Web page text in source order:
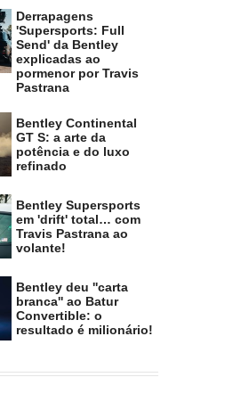
Derrapagens
'Supersports: Full
Send' da Bentley
explicadas ao
pormenor por Travis
Pastrana
Bentley Continental
GT S: a arte da
potência e do luxo
refinado
Bentley Supersports
em 'drift' total… com
Travis Pastrana ao
volante!
Bentley deu ''carta
branca'' ao Batur
Convertible: o
resultado é milionário!